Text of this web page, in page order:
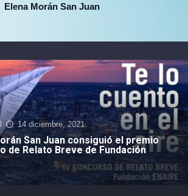
Elena Morán San Juan
14 diciembre, 2021
San Juan consiguió el premio
de Relato Breve de Fundación